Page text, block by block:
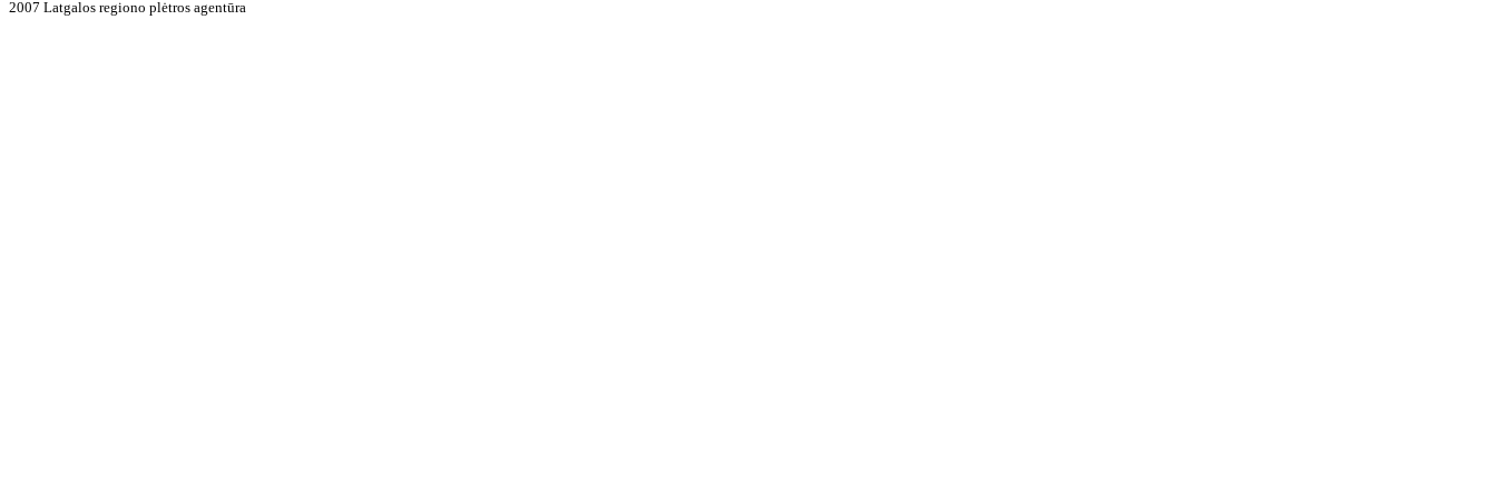
2007 Latgalos regiono plėtros agentūra